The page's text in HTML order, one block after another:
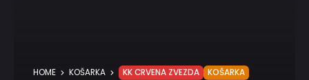
HOME KOŠARKA KK CRVENA ZVEZDA KOŠARKA